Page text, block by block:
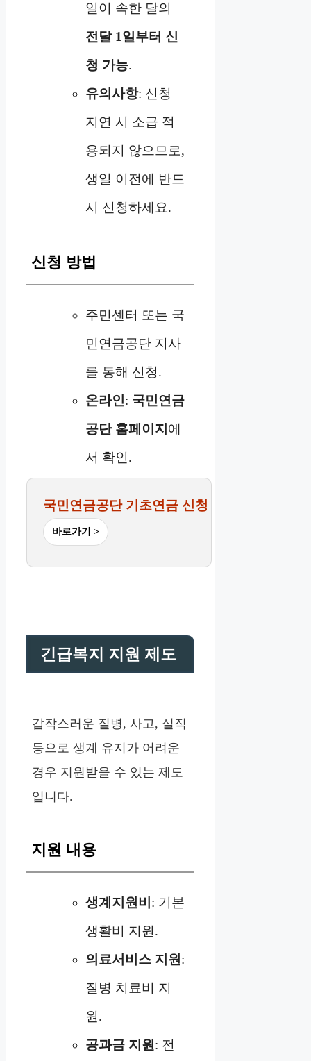
일이 속한 달의
전달 1일부터 신
청 가능.
유의사항: 신청
지연 시 소급 적
용되지 않으므로,
생일 이전에 반드
시 신청하세요.
신청 방법
주민센터 또는 국
민연금공단 지사
를 통해 신청.
온라인: 국민연금
공단 홈페이지 에
서 확인.
국민연금공단 기초연금 신청
바로가기 >
긴급복지 지원 제도
갑작스러운 질병, 사고, 실직
등으로 생계 유지가 어려운
경우 지원받을 수 있는 제도
입니다.
지원 내용
생계지원비 : 기본
생활비 지원.
의료서비스 지원:
질병 치료비 지
원.
공과금 지원: 전